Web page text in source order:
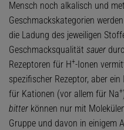
Mensch noch alkalisch und
Geschmackskategorien
die Ladung des jeweiligen
Geschmacksqualität sauer
Rezeptoren für H+-Ionen
spezifischer Rezeptor, aber
für Kationen (vor allem für Na+
bitter können nur mit
Gruppe und davon in einigem